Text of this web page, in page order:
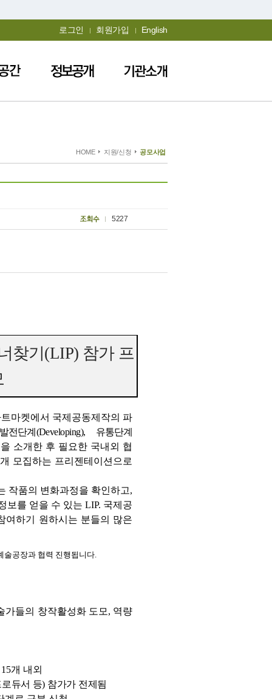
로그인 회원가입 English
HOME 지원/신청 공모사업
5227